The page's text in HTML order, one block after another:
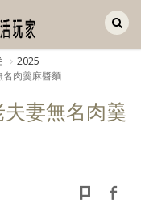
2025
肉羹麻醬麵
妻無名肉羹